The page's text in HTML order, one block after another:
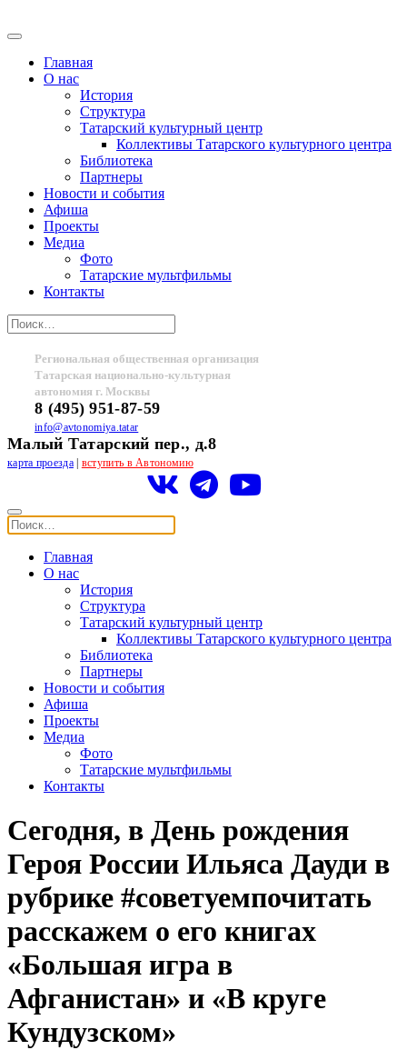
Главная
О нас
История
Структура
Татарский культурный центр
Коллективы Татарского культурного центра
Библиотека
Партнеры
Новости и события
Афиша
Проекты
Медиа
Фото
Татарские мультфильмы
Контакты
Региональная общественная организация
Татарская национально-культурная
автономия г. Москвы
8 (495) 951-87-59
info@avtonomiya.tatar
Малый Татарский пер., д.8
карта проезда| вступить в Автономию
Главная
О нас
История
Структура
Татарский культурный центр
Коллективы Татарского культурного центра
Библиотека
Партнеры
Новости и события
Афиша
Проекты
Медиа
Фото
Татарские мультфильмы
Контакты
Сегодня, в День рождения
Героя России Ильяса Дауди в
рубрике #советуемпочитать
расскажем о его книгах
«Большая игра в
Афганистан» и «В круге
Кундузском»